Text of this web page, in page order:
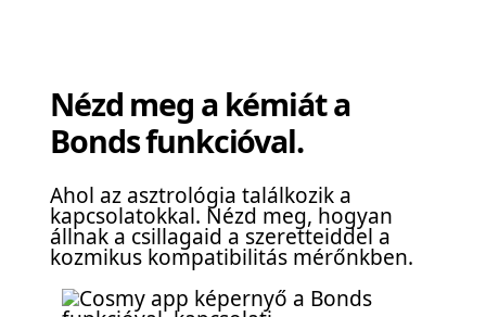
Nézd meg a kémiát a
Bonds funkcióval.
Ahol az asztrológia találkozik a
kapcsolatokkal. Nézd meg, hogyan
állnak a csillagaid a szeretteiddel a
kozmikus kompatibilitás mérőnkben.